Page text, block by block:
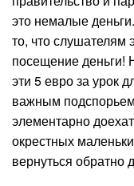
это немалые
то, что слушателям
посещение деньги!
эти 5 евро за урок
важным
элементарно
окрестных
вернуться обратно